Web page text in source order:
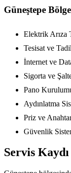
Güneştepe
Elektrik Arıza
Tesisat ve
İnternet ve
Sigorta ve
Pano
Aydınlatma
Priz ve
Güvenlik
Servis